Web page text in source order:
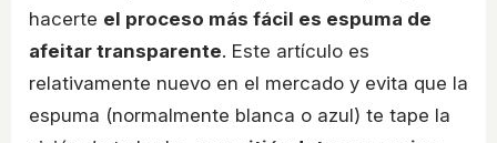
hacerte el proceso más fácil es espuma de
afeitar transparente. Este artículo es
relativamente nuevo en el mercado y evita que la
espuma (normalmente blanca o azul) te tape la